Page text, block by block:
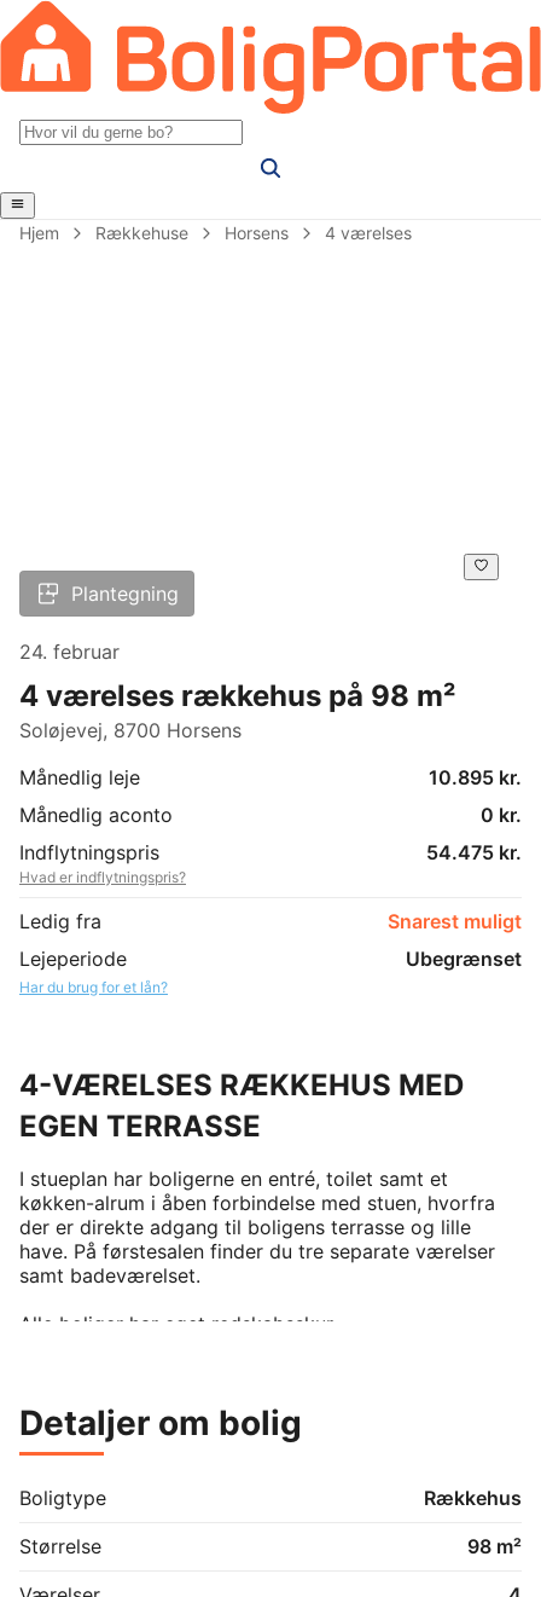
Hjem Rækkehuse Horsens 4 værelses
Plantegning
24. februar
4 værelses rækkehus på 98 m²
Soløjevej, 8700 Horsens
Månedlig leje
10.895 kr.
Månedlig aconto
0 kr.
Indflytningspris
54.475 kr.
Hvad er indflytningspris?
Ledig fra
Snarest muligt
Lejeperiode
Ubegrænset
Har du brug for et lån?
4-VÆRELSES RÆKKEHUS MED
EGEN TERRASSE
I stueplan har boligerne en entré, toilet samt et
køkken-alrum i åben forbindelse med stuen, hvorfra
der er direkte adgang til boligens terrasse og lille
have. På førstesalen finder du tre separate værelser
samt badeværelset.
Alle boliger har eget redskabsskur.
kombineret vaskemaskine og tørretumbler samt
opvaskemaskine.
Husdyr
Lejere kan ansøge om tilladelse til at holde indekat og
hund på adressen. Udekatte er ikke tilladt. Kontakt os
Detaljer om bolig
Boligtype
Rækkehus
Størrelse
98 m²